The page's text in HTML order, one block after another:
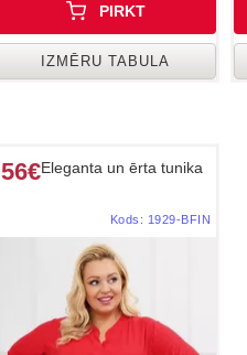
PIRKT
IZMĒRU TABULA
56€Eleganta un ērta tunika
Kods: 1929-BFIN